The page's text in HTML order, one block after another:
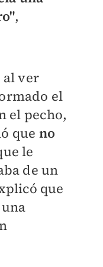
,
al ver
el
el pecho,
que no
le
de un
que